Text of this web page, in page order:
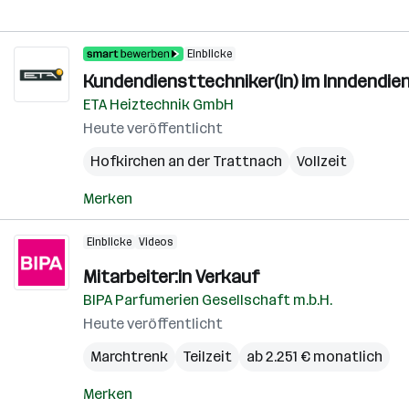
Einblicke
Kundendiensttechniker(in) im
ETA Heiztechnik GmbH
Heute veröffentlicht
Hofkirchen an der Trattnach
Vollzeit
Merken
Einblicke Videos
Mitarbeiter:in Verkauf
BIPA Parfumerien Gesellschaft m.b.H.
Heute veröffentlicht
Marchtrenk
Teilzeit ab 2.251 € monatlich
Merken